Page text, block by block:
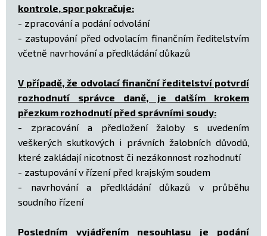
kontrole, spor pokračuje:
- zpracování a podání odvolání
- zastupování před odvolacím finančním ředitelstvím
včetně navrhování a předkládání důkazů
V případě, že odvolací finanční ředitelství potvrdí
rozhodnutí správce daně, je dalším krokem
přezkum rozhodnutí před správními soudy:
- zpracování a předložení žaloby s uvedením
veškerých skutkových i právních žalobních důvodů,
které zakládají nicotnost či nezákonnost rozhodnutí
- zastupování v řízení před krajským soudem
- navrhování a předkládání důkazů v průběhu
soudního řízení
Posledním vyjádřením nesouhlasu je podání